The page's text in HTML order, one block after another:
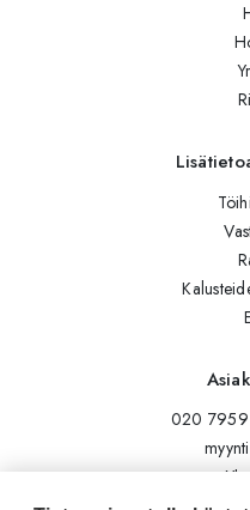
020 7959